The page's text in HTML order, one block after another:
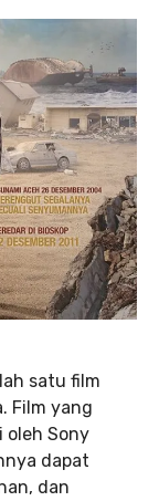
satu film
Film yang
oleh Sony
dapat
dan